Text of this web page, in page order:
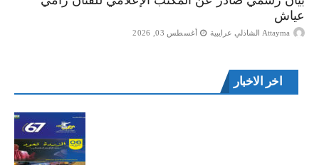
عياش
Attayma الشاذلي عرايبية أغسطس 03, 2026
اخر الاخبار